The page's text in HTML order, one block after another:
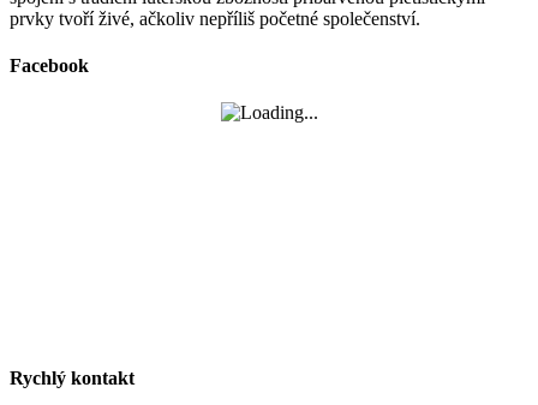
prvky tvoří živé, ačkoliv nepříliš početné společenství.
Facebook
Rychlý kontakt